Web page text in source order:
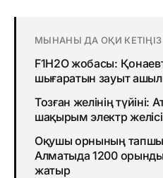
МЫНАНЫ ДА ОҚИ КЕТІҢІЗ
F1H2O жобасы:
шығаратын зауыт
Тозған желінің түйіні:
шақырым электр
Оқушы орнының
Алматыда 1200
жатыр